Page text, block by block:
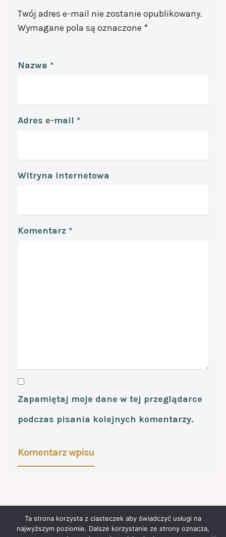
Twój adres e-mail nie zostanie opublikowany.
Wymagane pola są oznaczone *
Nazwa *
Adres e-mail *
Witryna internetowa
Komentarz *
Zapamiętaj moje dane w tej przeglądarce
podczas pisania kolejnych komentarzy.
Ta strona korzysta z ciasteczek aby świadczyć usługi na
najwyższym poziomie. Dalsze korzystanie ze strony oznacza,